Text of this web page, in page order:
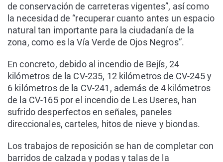
de conservación de carreteras vigentes”, así como
la necesidad de “recuperar cuanto antes un espacio
natural tan importante para la ciudadanía de la
zona, como es la Vía Verde de Ojos Negros”.
En concreto, debido al incendio de Bejís, 24
kilómetros de la CV-235, 12 kilómetros de CV-245 y
6 kilómetros de la CV-241, además de 4 kilómetros
de la CV-165 por el incendio de Les Useres, han
sufrido desperfectos en señales, paneles
direccionales, carteles, hitos de nieve y biondas.
Los trabajos de reposición se han de completar con
barridos de calzada y podas y talas de la